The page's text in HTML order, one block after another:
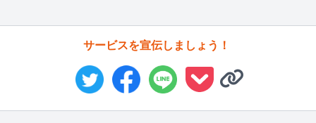
サービスを宣伝しましょう！